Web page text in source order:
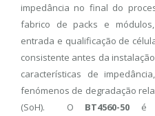
impedância no final do
fabrico de packs e
entrada e qualificação de
consistente antes da
características de
fenómenos de degradação
(SoH). O BT4560-50 é